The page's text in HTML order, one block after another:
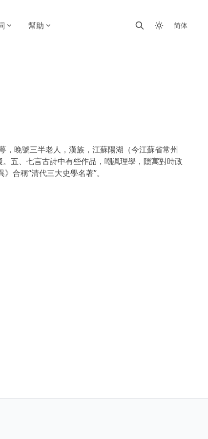
幫助 简体
晚號三半老人，漢族，江蘇陽湖（今江蘇省常州
五、七言古詩中有些作品，嘲諷理學，隱寓對時政
合稱“清代三大史學名著”。